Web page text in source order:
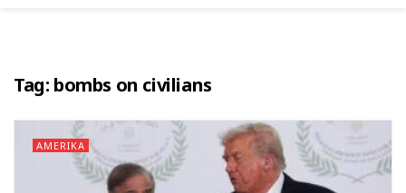
Tag: bombs on civilians
AMERIKA